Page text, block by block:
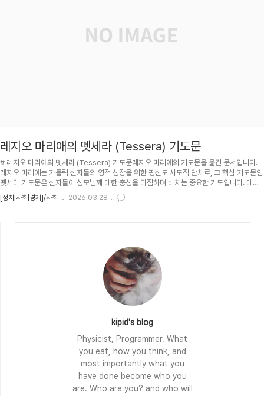
레지오 마리애의 뗏세라 (Tessera) 기도문
# 레지오 마리애의 뗏세라 (Tessera) 기도문레지오 마리애의 기도문을 옮긴 문서입니다.
레지오 마리애는 가톨릭 신자들의 영적 성장을 위한 평신도 사도직 단체로, 그 핵심 기도문인
뗏세라 기도문은 신자들이 성모님께 대한 충성을 다짐하며 바치는 중요한 기도입니다. 레지
오 마리애 뗏세라 기도문, by 7토박이윗쪽 버튼들을 통해서 자신의 스타일에 맞게 고쳐서 보
세요.Reset docuK style: 스타일 초기화, Dark, Bright: 어두운 배경, 밝은 배경, 맑은 고
[정치|사회|경제]/사회 2026.03.28
kipid's blog
Physicist, Programmer. What
you eat, how you think, and
most importantly what you
have done become who you
are. Who are you? and who will